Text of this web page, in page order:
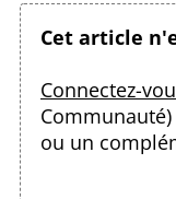
Cet article
Connectez-
ou un